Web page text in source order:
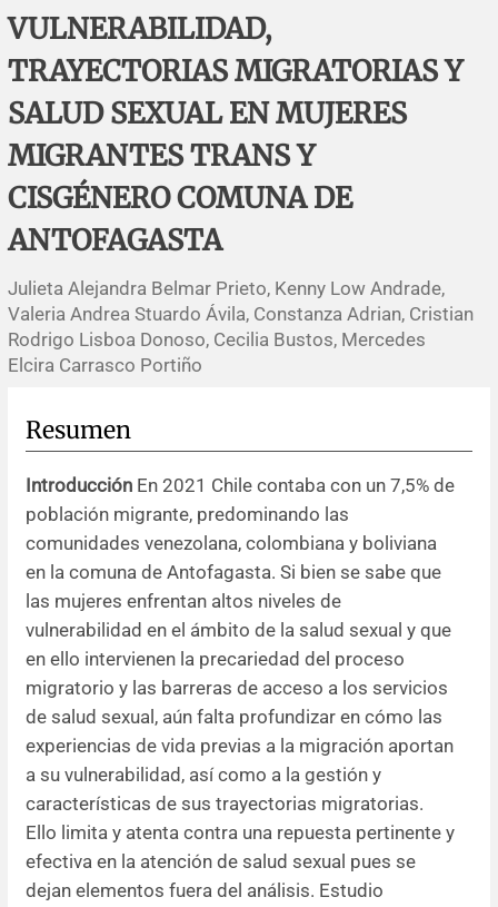
Errata y notas de reserva
Agradecimientos
Impressum
Revisiones sistemáticas
Protocolos
Evaluaciones económicas
Revisiones clínicas
Artículos de revisión
Notas metodológicas
Comunicaciones breves
Problemas de salud pública
Notas históricas y reseñas
Ensayos
Reporte de caso
Notas técnicas
Práctica clínica
Descripción
Política de cobros
Políticas editoriales
Instrucciones para autores
Patrocinadores y financiamiento
Editores
Comité editorial
Resúmenes de congresos
Noticias
VULNERABILIDAD,
TRAYECTORIAS MIGRATORIAS Y
SALUD SEXUAL EN MUJERES
MIGRANTES TRANS Y
CISGÉNERO COMUNA DE
ANTOFAGASTA
Julieta Alejandra Belmar Prieto, Kenny Low Andrade,
Valeria Andrea Stuardo Ávila, Constanza Adrian, Cristian
Rodrigo Lisboa Donoso, Cecilia Bustos, Mercedes
Elcira Carrasco Portiño
Resumen
Introducción En 2021 Chile contaba con un 7,5% de
población migrante, predominando las
comunidades venezolana, colombiana y boliviana
en la comuna de Antofagasta. Si bien se sabe que
las mujeres enfrentan altos niveles de
vulnerabilidad en el ámbito de la salud sexual y que
en ello intervienen la precariedad del proceso
migratorio y las barreras de acceso a los servicios
de salud sexual, aún falta profundizar en cómo las
experiencias de vida previas a la migración aportan
a su vulnerabilidad, así como a la gestión y
características de sus trayectorias migratorias.
Ello limita y atenta contra una repuesta pertinente y
efectiva en la atención de salud sexual pues se
dejan elementos fuera del análisis. Estudio